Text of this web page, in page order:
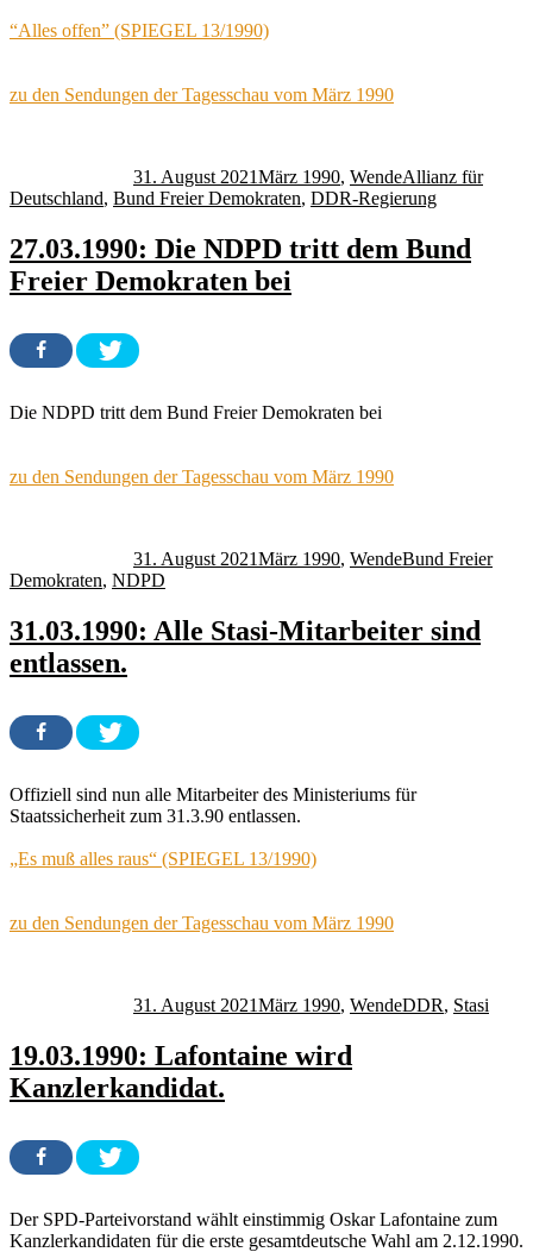
“Alles offen” (SPIEGEL 13/1990)
zu den Sendungen der Tagesschau vom März 1990
31. August 2021März 1990, WendeAllianz für
Deutschland, Bund Freier Demokraten, DDR-Regierung
27.03.1990: Die NDPD tritt dem Bund
Freier Demokraten bei
Die NDPD tritt dem Bund Freier Demokraten bei
zu den Sendungen der Tagesschau vom März 1990
31. August 2021März 1990, WendeBund Freier
Demokraten, NDPD
31.03.1990: Alle Stasi-Mitarbeiter sind
entlassen.
Offiziell sind nun alle Mitarbeiter des Ministeriums für
Staatssicherheit zum 31.3.90 entlassen.
„Es muß alles raus“ (SPIEGEL 13/1990)
zu den Sendungen der Tagesschau vom März 1990
31. August 2021März 1990, WendeDDR, Stasi
19.03.1990: Lafontaine wird
Kanzlerkandidat.
Der SPD-Parteivorstand wählt einstimmig Oskar Lafontaine zum
Kanzlerkandidaten für die erste gesamtdeutsche Wahl am 2.12.1990.